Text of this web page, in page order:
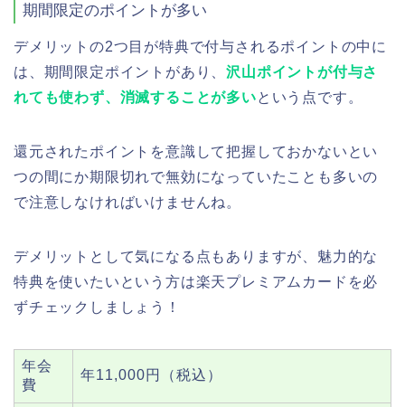
期間限定のポイントが多い
デメリットの2つ目が特典で付与されるポイントの中に
は、期間限定ポイントがあり、沢山ポイントが付与さ
れても使わず、消滅することが多いという点です。
還元されたポイントを意識して把握しておかないとい
つの間にか期限切れで無効になっていたことも多いの
で注意しなければいけませんね。
デメリットとして気になる点もありますが、魅力的な
特典を使いたいという方は楽天プレミアムカードを必
ずチェックしましょう！
年会
費
年11,000円（税込）